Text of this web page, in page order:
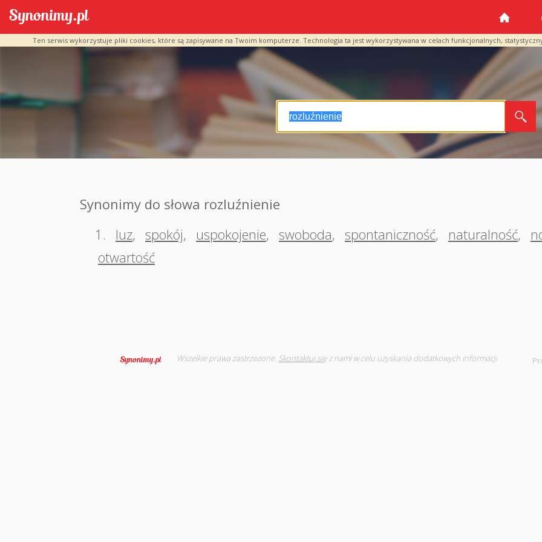
Ten serwis wykorzystuje pliki cookies, które są zapisywane na Twoim komputerze. Technologia ta jest wykorzystywana w celach funkcjonalnych,
Synonimy do słowa rozluźnienie
1.
luz, spokój, uspokojenie, swoboda, spontaniczność, naturalność,
otwartość
Wszelkie prawa zastrzeżone. Skontaktuj sięz nami w celu uzyskania dodatkowych informacji